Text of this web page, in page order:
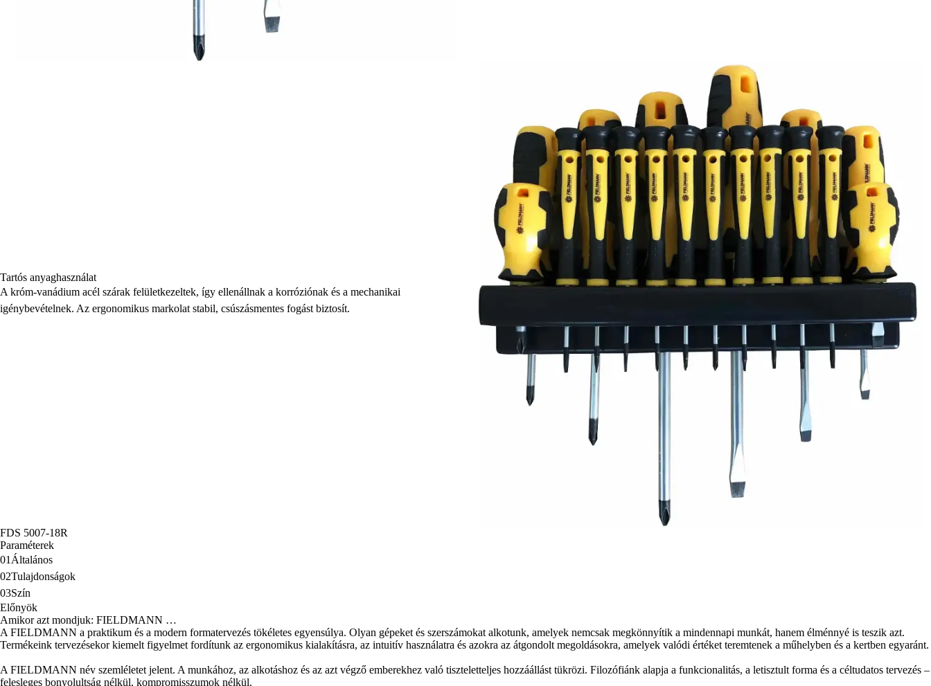
Tartós anyaghasználat
A króm-vanádium acél szárak felületkezeltek, így ellenállnak a korróziónak és a mechanikai
igénybevételnek. Az ergonomikus markolat stabil, csúszásmentes fogást biztosít.
FDS 5007-18R
Paraméterek
01 Általános
02Tulajdonságok
03Szín
Előnyök
Amikor azt mondjuk: FIELDMANN …
A FIELDMANN a praktikum és a modern formatervezés tökéletes egyensúlya. Olyan gépeket és szerszámokat alkotunk, amelyek nemcsak megkönnyítik a mindennapi munkát, hanem élménnyé is teszik azt.
Termékeink tervezésekor kiemelt figyelmet fordítunk az ergonomikus kialakításra, az intuitív használatra és azokra az átgondolt megoldásokra, amelyek valódi értéket teremtenek a műhelyben és a kertben egyaránt.
A FIELDMANN név szemléletet jelent. A munkához, az alkotáshoz és az azt végző emberekhez való tiszteletteljes hozzáállást tükrözi. Filozófiánk alapja a funkcionalitás, a letisztult forma és a céltudatos tervezés –
felesleges bonyolultság nélkül, kompromisszumok nélkül.